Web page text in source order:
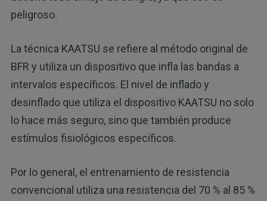
peligroso.
La técnica KAATSU se refiere al método original de
BFR y utiliza un dispositivo que infla las bandas a
intervalos específicos. El nivel de inflado y
desinflado que utiliza el dispositivo KAATSU no solo
lo hace más seguro, sino que también produce
estímulos fisiológicos específicos.
Por lo general, el entrenamiento de resistencia
convencional utiliza una resistencia del 70 % al 85 %